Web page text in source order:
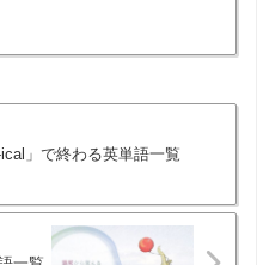
」で終わる英単語一覧